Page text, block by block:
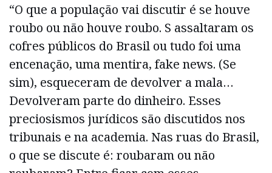
“O que a população vai discutir é se houve
roubo ou não houve roubo. S assaltaram os
cofres públicos do Brasil ou tudo foi uma
encenação, uma mentira, fake news. (Se
sim), esqueceram de devolver a mala…
Devolveram parte do dinheiro. Esses
preciosismos jurídicos são discutidos nos
tribunais e na academia. Nas ruas do Brasil,
o que se discute é: roubaram ou não